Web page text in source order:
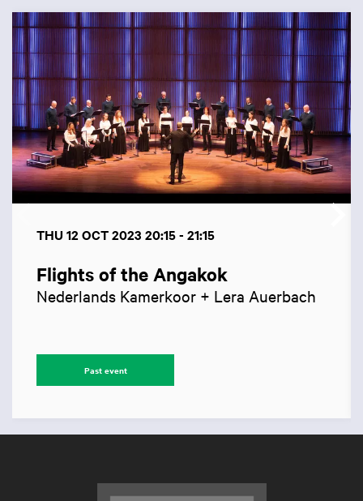
Flights of the Angakok
Nederlands Kamerkoor + Lera Auerbach
THU 12 OCT 2023 20:15 - 21:15
Past event